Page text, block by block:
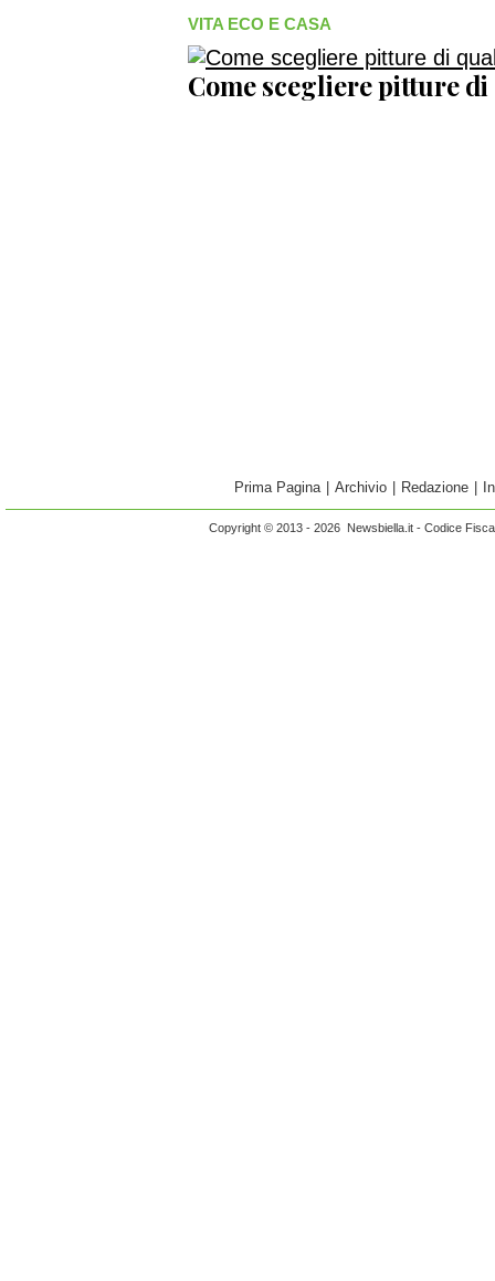
VITA ECO E CASA
Come scegliere pitture
Prima Pagina Archivio Redazione
Copyright © 2013 - 2026 Newsbiella.it - Codice